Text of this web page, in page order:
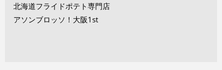
北海道フライドポテト専門店
アソンブロッソ！大阪1st